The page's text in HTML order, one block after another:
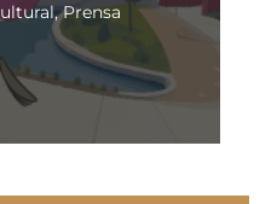
,Prensa